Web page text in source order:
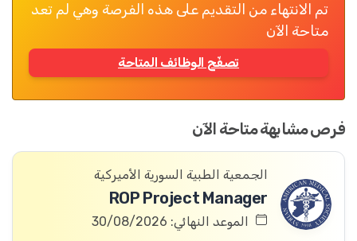
تم الانتهاء من التقديم على هذه الفرصة وهي لم تعد
متاحة الآن
تصفّح الوظائف المتاحة
فرص مشابهة متاحة الآن
الجمعية الطبية السورية الأميركية
ROP Project Manager
الموعد النهائي: 30/08/2026